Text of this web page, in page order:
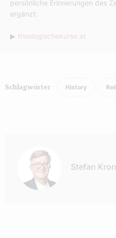
persönliche Erinnerungen des
ergänzt.
▶ theologischekurse.at
Schlagwörter History
Stefan